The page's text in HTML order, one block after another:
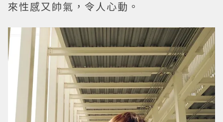
來性感又帥氣，令人心動。